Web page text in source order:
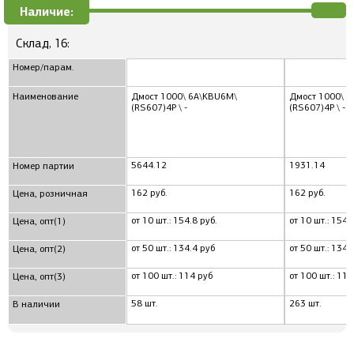
Наличие:
Склад, 16:
Номер/парам.
Наименование
Номер партии
Цена, розничная
Цена, опт(1)
Цена, опт(2)
Цена, опт(3)
В наличии
Дмост 1000\ 6А\KBU6M\
(RS607)4P \ -
5644.12
162 руб.
от 10 шт.: 154.8 руб.
от 50 шт.: 134.4 руб
от 100 шт.: 114 руб
58 шт.
Дмост 1000\
(RS607)4P \ -
1931.14
162 руб.
от 10 шт.:
от 50 шт.:
от 100 шт.:
263 шт.